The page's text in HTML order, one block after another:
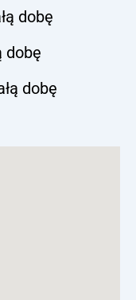
dobę
dobę
dobę